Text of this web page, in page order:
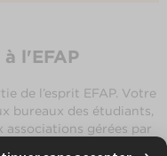
l'EFAP
de l’esprit EFAP. Votre
bureaux des étudiants,
associations gérées par
communication Lyon,